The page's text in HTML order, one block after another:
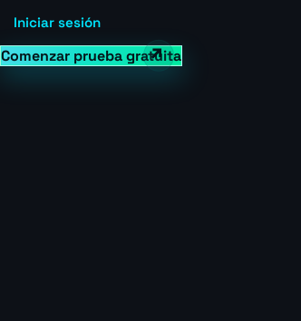
Iniciar sesión
Comenzar prueba gratuita